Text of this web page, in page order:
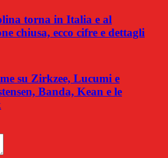
torna in Italia e al
chiusa, ecco cifre e dettagli
su Zirkzee, Lucumi e
Banda, Kean e le